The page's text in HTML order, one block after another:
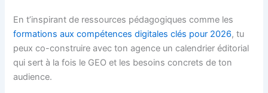
En t’inspirant de ressources pédagogiques comme les
formations aux compétences digitales clés pour 2026, tu
peux co-construire avec ton agence un calendrier éditorial
qui sert à la fois le GEO et les besoins concrets de ton
audience.